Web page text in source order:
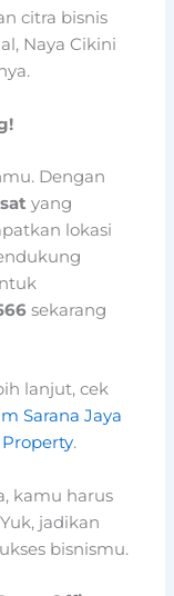
citra bisnis
Naya Cikini
Dengan
yang
lokasi
sekarang
lanjut, cek
Sarana Jaya
Property.
kamu harus
jadikan
bisnismu.